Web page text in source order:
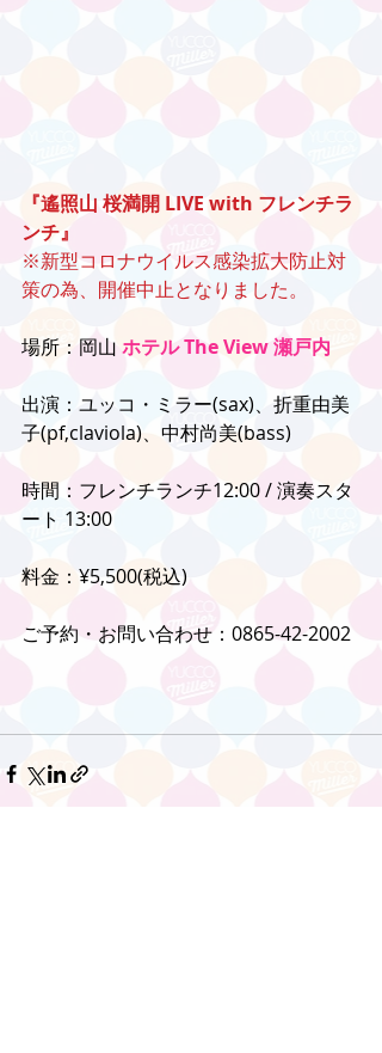
『遙照山 桜満開 LIVE with フレンチラ
ンチ』
※新型コロナウイルス感染拡大防止対
策の為、開催中止となりました。
場所：岡山 ホテル The View 瀬戸内
出演：ユッコ・ミラー(sax)、折重由美
子(pf,claviola)、中村尚美(bass)
時間：フレンチランチ12:00 / 演奏スタ
ート 13:00
料金：¥5,500(税込)
ご予約・お問い合わせ：0865-42-2002